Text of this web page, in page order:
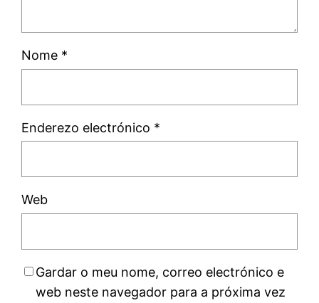
Nome *
Enderezo electrónico *
Web
Gardar o meu nome, correo electrónico e
web neste navegador para a próxima vez